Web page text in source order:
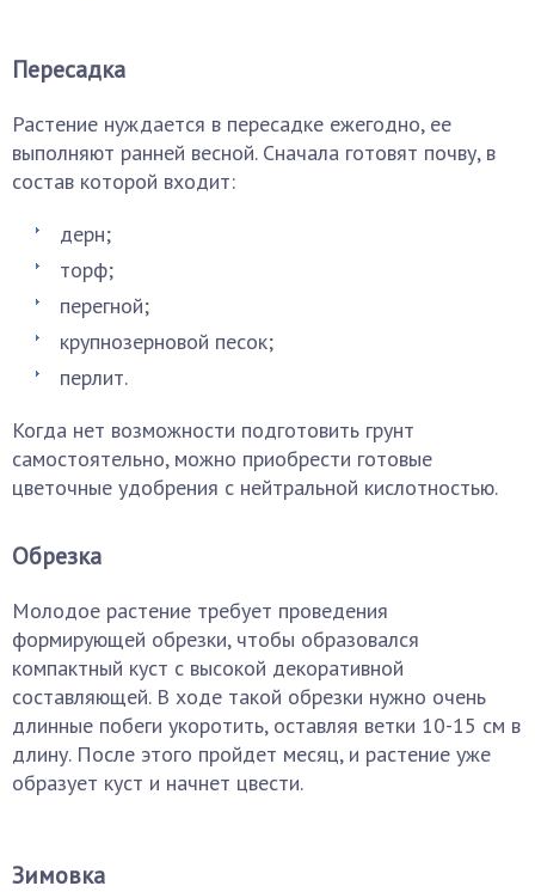
Пересадка
Растение нуждается в пересадке ежегодно, ее
выполняют ранней весной. Сначала готовят почву, в
состав которой входит:
дерн;
торф;
перегной;
крупнозерновой песок;
перлит.
Когда нет возможности подготовить грунт
самостоятельно, можно приобрести готовые
цветочные удобрения с нейтральной кислотностью.
Обрезка
Молодое растение требует проведения
формирующей обрезки, чтобы образовался
компактный куст с высокой декоративной
составляющей. В ходе такой обрезки нужно очень
длинные побеги укоротить, оставляя ветки 10-15 см в
длину. После этого пройдет месяц, и растение уже
образует куст и начнет цвести.
Зимовка